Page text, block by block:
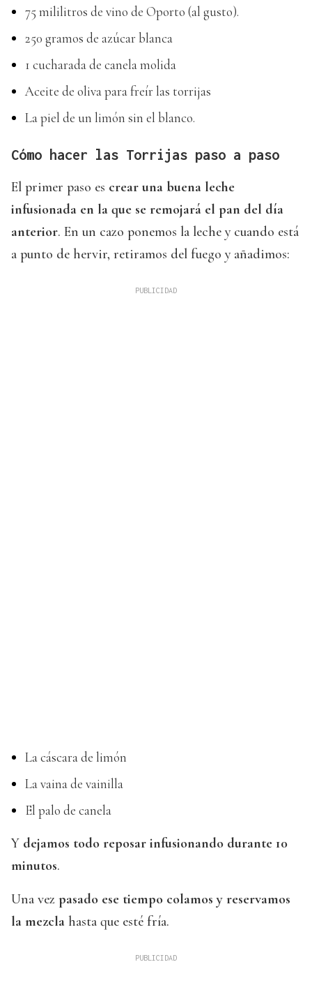
75 mililitros de vino de Oporto (al gusto).
250 gramos de azúcar blanca
1 cucharada de canela molida
Aceite de oliva para freír las torrijas
La piel de un limón sin el blanco.
Cómo hacer las Torrijas paso a paso
El primer paso es crear una buena leche
infusionada en la que se remojará el pan del día
anterior. En un cazo ponemos la leche y cuando está
a punto de hervir, retiramos del fuego y añadimos:
La cáscara de limón
La vaina de vainilla
El palo de canela
Y dejamos todo reposar infusionando durante 10
minutos.
Una vez pasado ese tiempo colamos y reservamos
la mezcla hasta que esté fría.